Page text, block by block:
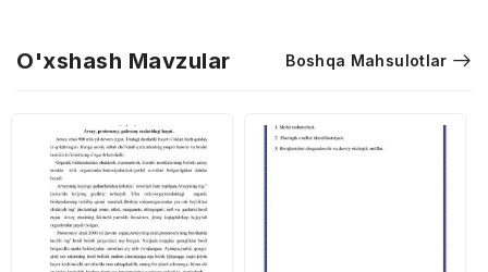
O'xshash Mavzular Boshqa Mahsulotlar